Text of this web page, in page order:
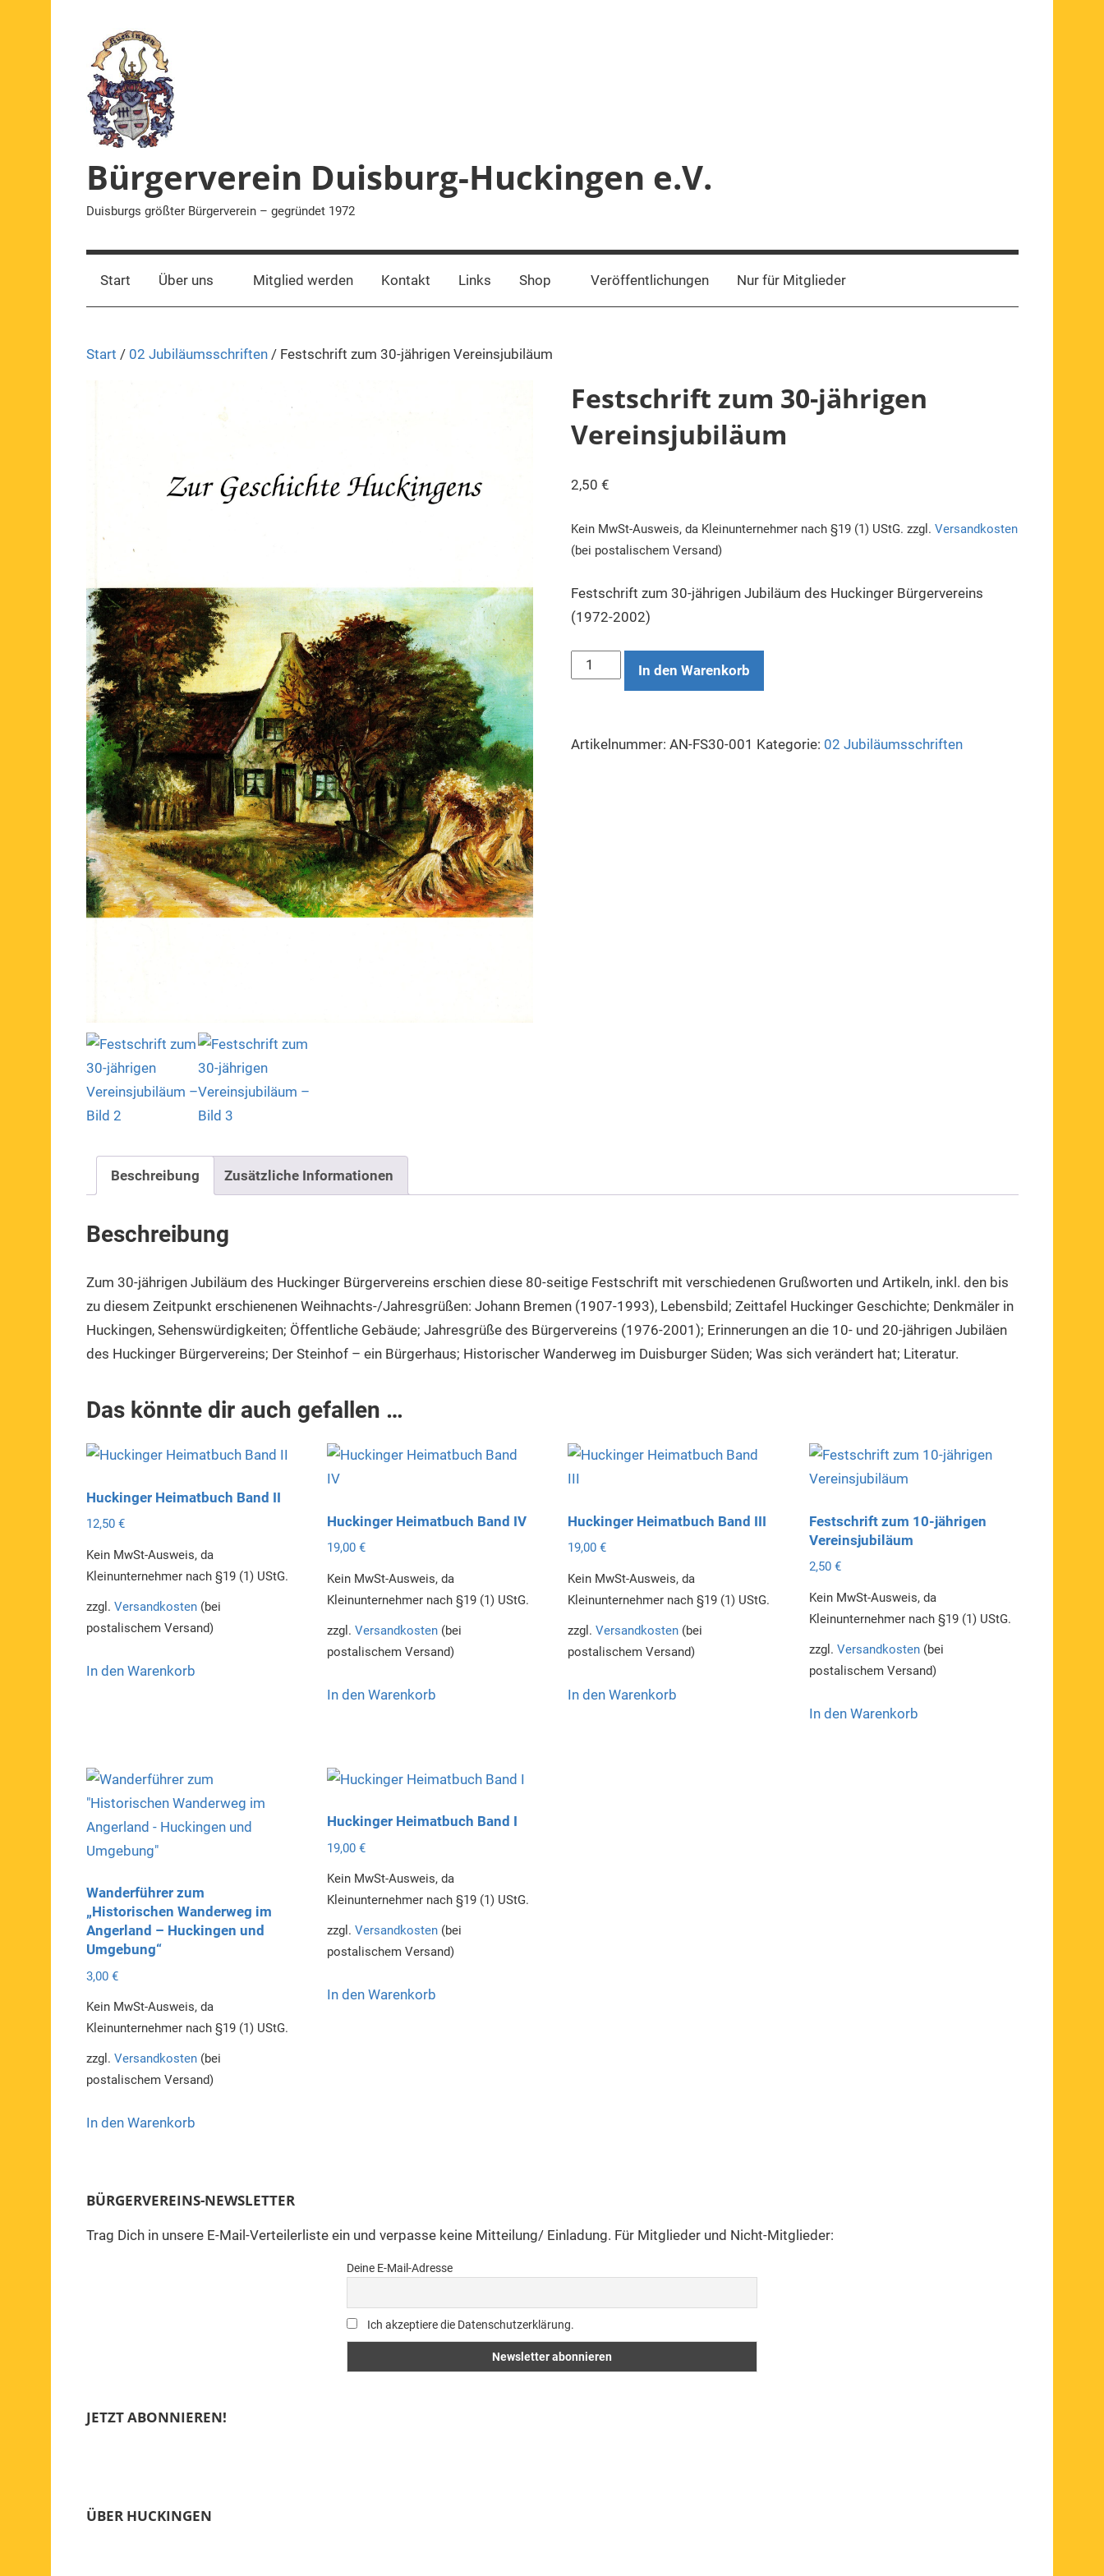
Bürgerverein Duisburg-Huckingen e.V.
Duisburgs größter Bürgerverein – gegründet 1972
Start Über uns Mitglied werden Kontakt Links Shop Veröffentlichungen Nur für Mitglieder
Start / 02 Jubiläumsschriften/ Festschrift zum 30-jährigen Vereinsjubiläum
Festschrift zum 30-jährigen
Vereinsjubiläum
2,50 €
Kein MwSt-Ausweis, da Kleinunternehmer nach §19 (1) UStG. zzgl. Versandkosten
(bei postalischem Versand)
Festschrift zum 30-jährigen Jubiläum des Huckinger Bürgervereins
(1972-2002)
Festschrift
zum
In den Warenkorb
Artikelnummer: AN-FS30-001 Kategorie: 02 Jubiläumsschriften
Beschreibung Zusätzliche Informationen
Beschreibung
Zum 30-jährigen Jubiläum des Huckinger Bürgervereins erschien diese 80-seitige Festschrift mit verschiedenen Grußworten und Artikeln, inkl. den bis
zu diesem Zeitpunkt erschienenen Weihnachts-/Jahresgrüßen: Johann Bremen (1907-1993), Lebensbild; Zeittafel Huckinger Geschichte; Denkmäler in
Huckingen, Sehenswürdigkeiten; Öffentliche Gebäude; Jahresgrüße des Bürgervereins (1976-2001); Erinnerungen an die 10- und 20-jährigen Jubiläen
des Huckinger Bürgervereins; Der Steinhof – ein Bürgerhaus; Historischer Wanderweg im Duisburger Süden; Was sich verändert hat; Literatur.
Das könnte dir auch gefallen …
Huckinger Heimatbuch Band II
12,50 €
Kein MwSt-Ausweis, da
Kleinunternehmer nach §19 (1) UStG.
zzgl. Versandkosten(bei
postalischem Versand)
In den Warenkorb
Huckinger Heimatbuch Band IV
19,00 €
Kein MwSt-Ausweis, da
Kleinunternehmer nach §19 (1) UStG.
zzgl. Versandkosten(bei
postalischem Versand)
In den Warenkorb
Huckinger Heimatbuch Band III
19,00€
Kein MwSt-Ausweis, da
Kleinunternehmer nach §19 (1) UStG.
zzgl.Versandkosten (bei
postalischem Versand)
In den Warenkorb
Festschrift zum 10-jährigen
Vereinsjubiläum
2,50 €
Kein MwSt-Ausweis, da
Kleinunternehmer nach §19 (1) UStG.
zzgl. Versandkosten(bei
postalischem Versand)
In den Warenkorb
Wanderführer zum
„Historischen Wanderweg im
Angerland – Huckingen und
Umgebung“
3,00 €
Kein MwSt-Ausweis, da
Kleinunternehmer nach §19 (1) UStG.
zzgl. Versandkosten(bei
postalischem Versand)
In den Warenkorb
Huckinger Heimatbuch Band I
19,00 €
Kein MwSt-Ausweis, da
Kleinunternehmer nach §19 (1) UStG.
zzgl. Versandkosten(bei
postalischem Versand)
In den Warenkorb
BÜRGERVEREINS-NEWSLETTER
Trag Dich in unsere E-Mail-Verteilerliste ein und verpasse keine Mitteilung/ Einladung. Für Mitglieder und Nicht-Mitglieder:
Deine E-Mail-Adresse
Ich akzeptiere die Datenschutzerklärung.
JETZT ABONNIEREN!
ÜBER HUCKINGEN